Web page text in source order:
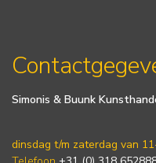
Simonis & Buunk
dinsdag t/m zaterdag van